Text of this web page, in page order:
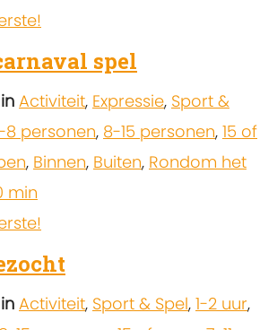
spel
Activiteit, Expressie, Sport &
8 personen, 8-15 personen, 15 of
, Binnen, Buiten, Rondom het
min
Activiteit, Sport & Spel, 1-2 uur,